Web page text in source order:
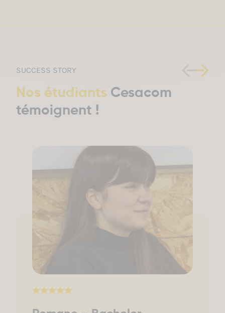
SUCCESS STORY
Nos étudiants Cesacom
témoignent !